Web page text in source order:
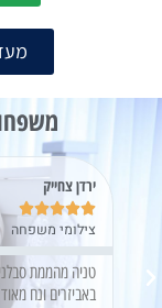
,
ירדן צחייק





צילומי משפחה
טניה מהממת
באביזרים ונח